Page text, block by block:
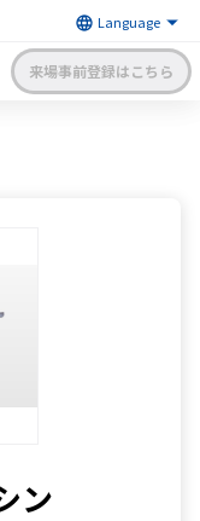
来場事前登録はこちら
ン